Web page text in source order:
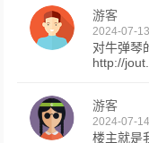
游客
2024-07-
对牛弹琴
http://
游客
2024-07-
楼主就是